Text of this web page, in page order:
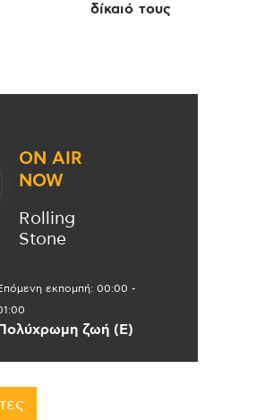
δίκαιό τους
ON AIR
NOW
Rolling
Stone
εκπομπή: 00:00 -
Πολύχρωμη ζωή (Ε)